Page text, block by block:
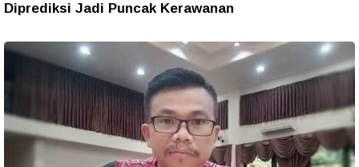
Diprediksi Jadi Puncak Kerawanan